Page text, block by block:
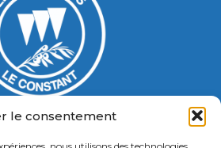
le consentement